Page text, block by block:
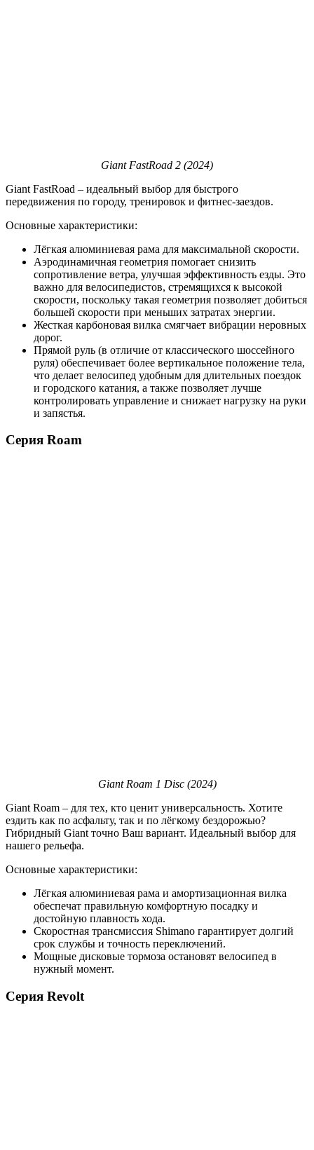
Giant FastRoad 2 (2024)
Giant FastRoad – идеальный выбор для быстрого
передвижения по городу, тренировок и фитнес-заездов.
Основные характеристики:
Лёгкая алюминиевая рама для максимальной скорости.
Аэродинамичная геометрия помогает снизить
сопротивление ветра, улучшая эффективность езды. Это
важно для велосипедистов, стремящихся к высокой
скорости, поскольку такая геометрия позволяет добиться
большей скорости при меньших затратах энергии.
Жесткая карбоновая вилка смягчает вибрации неровных
дорог.
Прямой руль (в отличие от классического шоссейного
руля) обеспечивает более вертикальное положение тела,
что делает велосипед удобным для длительных поездок
и городского катания, а также позволяет лучше
контролировать управление и снижает нагрузку на руки
и запястья.
Серия Roam
Giant Roam 1 Disc (2024)
Giant Roam – для тех, кто ценит универсальность. Хотите
ездить как по асфальту, так и по лёгкому бездорожью?
Гибридный Giant точно Ваш вариант. Идеальный выбор для
нашего рельефа.
Основные характеристики:
Лёгкая алюминиевая рама и амортизационная вилка
обеспечат правильную комфортную посадку и
достойную плавность хода.
Скоростная трансмиссия Shimano гарантирует долгий
срок службы и точность переключений.
Мощные дисковые тормоза остановят велосипед в
нужный момент.
Серия Revolt